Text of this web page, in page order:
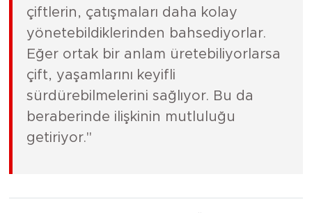
çiftlerin, çatışmaları daha kolay
yönetebildiklerinden bahsediyorlar.
Eğer ortak bir anlam üretebiliyorlarsa
çift, yaşamlarını keyifli
sürdürebilmelerini sağlıyor. Bu da
beraberinde ilişkinin mutluluğu
getiriyor."